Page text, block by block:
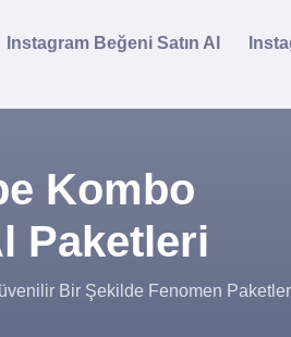
Instagram Beğeni Satın Al
Kombo
Paketleri
Bir Şekilde Fenomen